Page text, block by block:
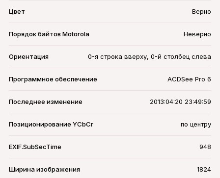
Цвет Верно
Порядок байтов Motorola Неверно
Ориентация 0-я строка вверху, 0-й столбец слева
Программное обеспечение ACDSee Pro 6
Последнее изменение 2013:04:20 23:49:59
Позиционирование YCbCr по центру
EXIF.SubSecTime 948
Ширина изображения 1824